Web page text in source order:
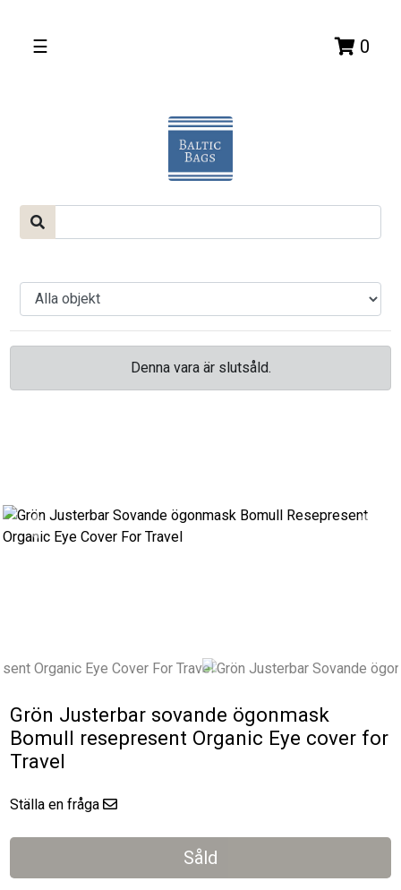
☰ 0
Denna vara är slutsåld.
Previous
Grön Justerbar sovande ögonmask
Bomull resepresent Organic Eye cover for
Travel
Ställa en fråga